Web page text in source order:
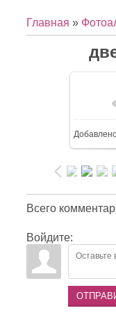
Главная »
Всего
Войдите: